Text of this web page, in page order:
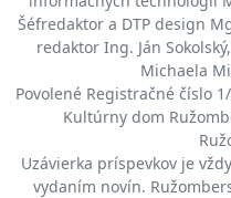
Šéfredaktor a DTP design
redaktor Ing. Ján
Michaela
Povolené Registračné číslo
Kultúrny dom
Uzávierka príspevkov je
vydaním novín.